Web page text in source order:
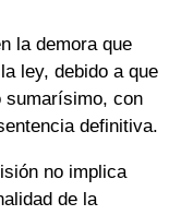
la demora que
ley, debido a que
sumarísimo, con
definitiva.
no implica
de la